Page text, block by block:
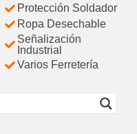
Protección Soldador
Ropa Desechable
Señalización
Industrial
Varios Ferretería